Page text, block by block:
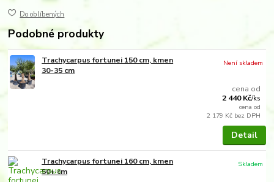
Do oblíbených
Podobné produkty
Trachycarpus fortunei 150 cm, kmen
30-35 cm
cena od
2 440 Kč/ks
cena od
2 179 Kč bez DPH
Není skladem
Detail
Trachycarpus fortunei 160 cm, kmen
50+ cm
Skladem